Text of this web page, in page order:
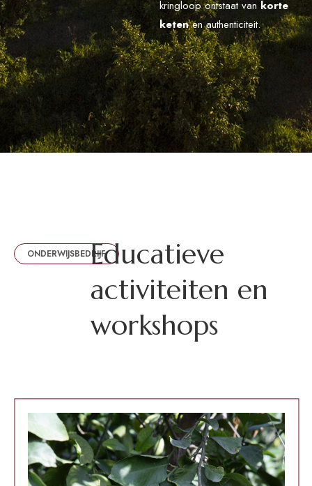
kringloop ontstaat van korte
ketenen authenticiteit.
ONDERWIJSBEDRIJF
Educatieve
activiteiten en
workshops